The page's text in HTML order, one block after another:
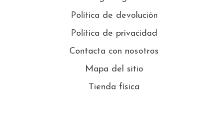
Política de devolución
Política de privacidad
Contacta con nosotros
Mapa del sitio
Tienda física